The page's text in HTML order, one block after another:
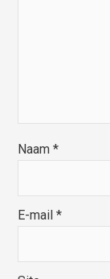
Naam*
E-mail*